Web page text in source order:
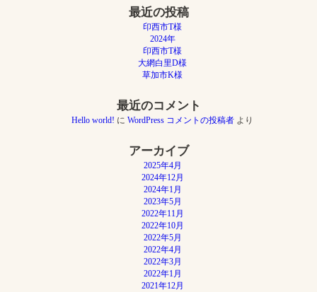
最近の投稿
印西市T様
2024年
印西市T様
大網白里D様
草加市K様
最近のコメント
Hello world! にWordPress コメントの投稿者 より
アーカイブ
2025年4月
2024年12月
2024年1月
2023年5月
2022年11月
2022年10月
2022年5月
2022年4月
2022年3月
2022年1月
2021年12月